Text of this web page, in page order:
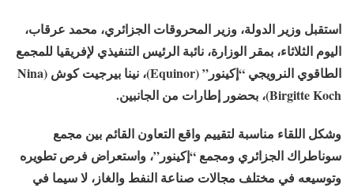
استقبل وزير الدولة، وزير المحروقات الجزائري، محمد عرقاب،
اليوم الثلاثاء، بمقر الوزارة، نائبة الرئيس التنفيذي لإفريقيا للمجمع
الطاقوي النرويجي “إكينور” (Equinor)، نينا بيرجيت كوش (Nina
Birgitte Koch)، بحضور إطارات من الجانبين.
وشكل اللقاء مناسبة لتقييم واقع التعاون القائم بين مجمع
سوناطراك الجزائري ومجمع “إكينور”، واستعراض فرص تطويره
وتوسيعه في مختلف مجالات صناعة النفط والغاز، لا سيما في